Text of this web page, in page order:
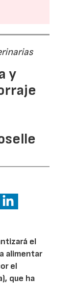
y
el
alimentar
el
que ha